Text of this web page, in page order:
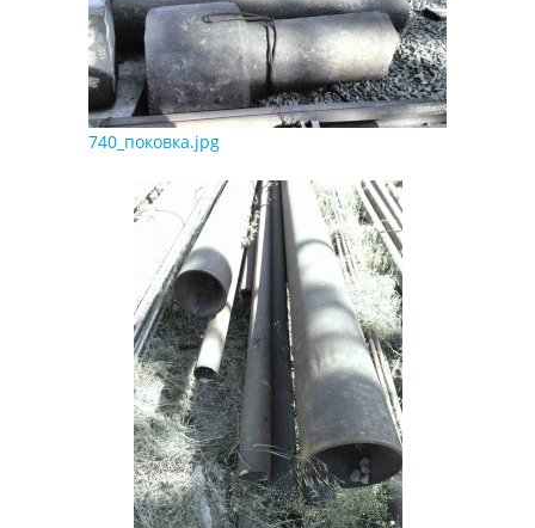
740_поковка.jpg